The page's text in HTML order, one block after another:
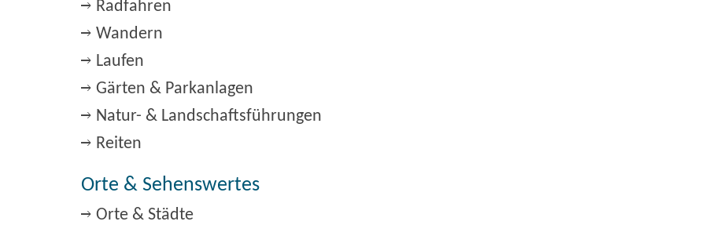
Radfahren
Wandern
Laufen
Gärten & Parkanlagen
Natur- & Landschaftsführungen
Reiten
Orte & Sehenswertes
Orte & Städte